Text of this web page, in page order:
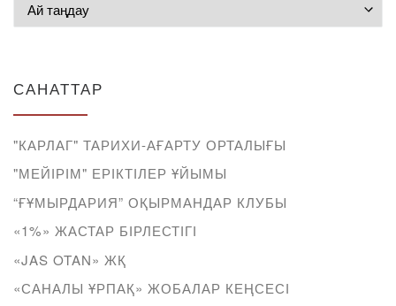
САНАТТАР
"КАРЛАГ" ТАРИХИ-АҒАРТУ ОРТАЛЫҒЫ
"МЕЙІРІМ" ЕРІКТІЛЕР ҰЙЫМЫ
“ҒҰМЫРДАРИЯ” ОҚЫРМАНДАР КЛУБЫ
«1%» ЖАСТАР БІРЛЕСТІГІ
«JAS OTAN» ЖҚ
«САНАЛЫ ҰРПАҚ» ЖОБАЛАР КЕҢСЕСІ